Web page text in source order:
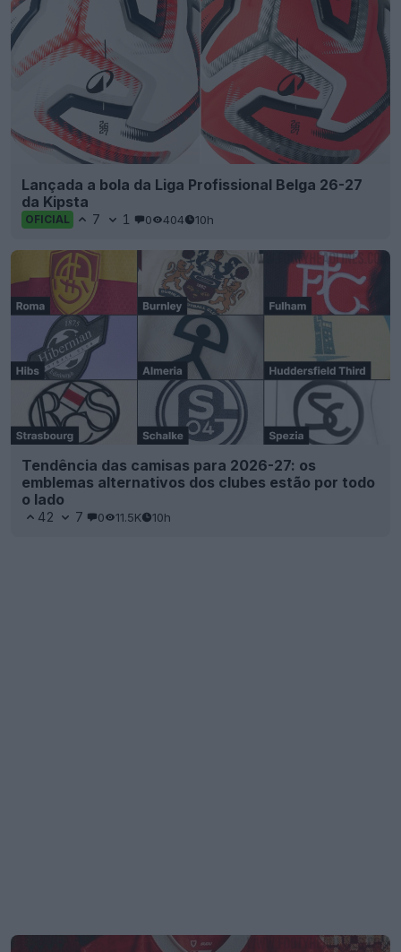
Lançada a bola da Liga Profissional Belga 26-27
da Kipsta
OFICIAL 7 1 0 404 10h
Tendência das camisas para 2026-27: os
emblemas alternativos dos clubes estão por todo
o lado
42 7 0 11.5K 10h